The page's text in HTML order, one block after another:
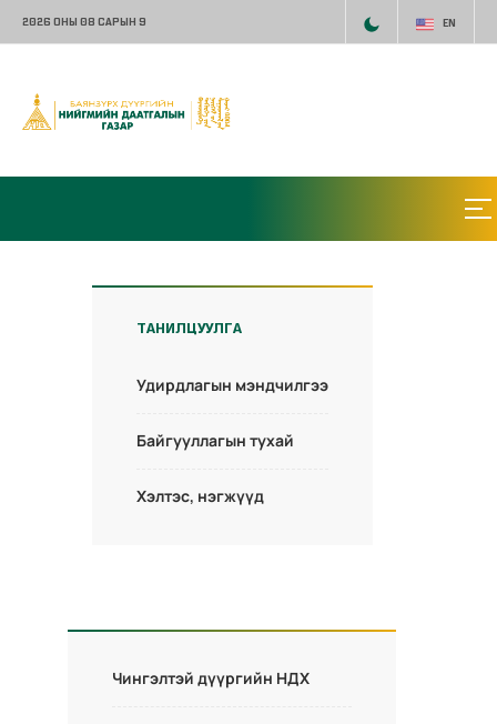
2026 ОНЫ 08 САРЫН 9 EN
ТАНИЛЦУУЛГА
Удирдлагын мэндчилгээ
Байгууллагын тухай
Хэлтэс, нэгжүүд
Чингэлтэй дүүргийн НДХ